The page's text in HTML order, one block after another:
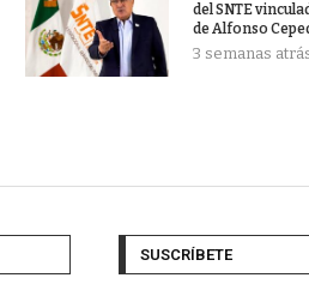
del SNTE
de Alfonso
3 semanas
SUSCRÍBETE